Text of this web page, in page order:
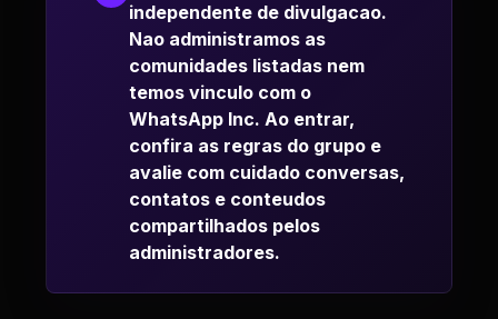
independente de divulgacao.
Nao administramos as
comunidades listadas nem
temos vinculo com o
WhatsApp Inc. Ao entrar,
confira as regras do grupo e
avalie com cuidado conversas,
contatos e conteudos
compartilhados pelos
administradores.